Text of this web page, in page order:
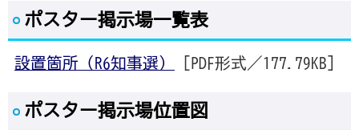
ポスター掲示場一覧表
設置箇所（R6知事選） [PDF形式／177.79KB]
ポスター掲示場位置図